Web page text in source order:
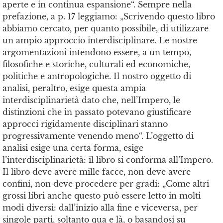
aperte e in continua espansione“. Sempre nella
prefazione, a p. 17 leggiamo: „Scrivendo questo libro
abbiamo cercato, per quanto possibile, di utilizzare
un ampio approccio interdisciplinare. Le nostre
argomentazioni intendono essere, a un tempo,
filosofiche e storiche, culturali ed economiche,
politiche e antropologiche. Il nostro oggetto di
analisi, peraltro, esige questa ampia
interdisciplinarietà dato che, nell’Impero, le
distinzioni che in passato potevano giustificare
approcci rigidamente disciplinari stanno
progressivamente venendo meno“. L’oggetto di
analisi esige una certa forma, esige
l’interdisciplinarietà: il libro si conforma all’Impero.
Il libro deve avere mille facce, non deve avere
confini, non deve procedere per gradi: „Come altri
grossi libri anche questo può essere letto in molti
modi diversi: dall’inizio alla fine e viceversa, per
singole parti, soltanto qua e là, o basandosi su